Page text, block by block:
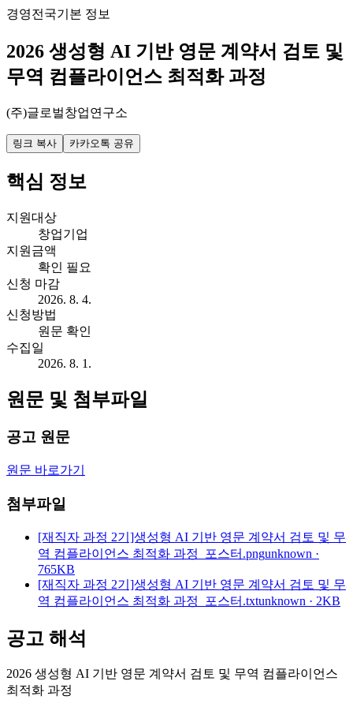
경영전국기본 정보
2026 생성형 AI 기반 영문 계약서 검토 및
무역 컴플라이언스 최적화 과정
(주)글로벌창업연구소
링크 복사 카카오톡 공유
핵심 정보
지원대상
창업기업
지원금액
확인 필요
신청 마감
2026. 8. 4.
신청방법
원문 확인
수집일
2026. 8. 1.
원문 및 첨부파일
공고 원문
원문 바로가기
첨부파일
[재직자 과정 2기]생성형 AI 기반 영문 계약서 검토 및 무
역 컴플라이언스 최적화 과정_포스터.pngunknown ·
765KB
[재직자 과정 2기]생성형 AI 기반 영문 계약서 검토 및 무
역 컴플라이언스 최적화 과정_포스터.txtunknown · 2KB
공고 해석
2026 생성형 AI 기반 영문 계약서 검토 및 무역 컴플라이언스
최적화 과정